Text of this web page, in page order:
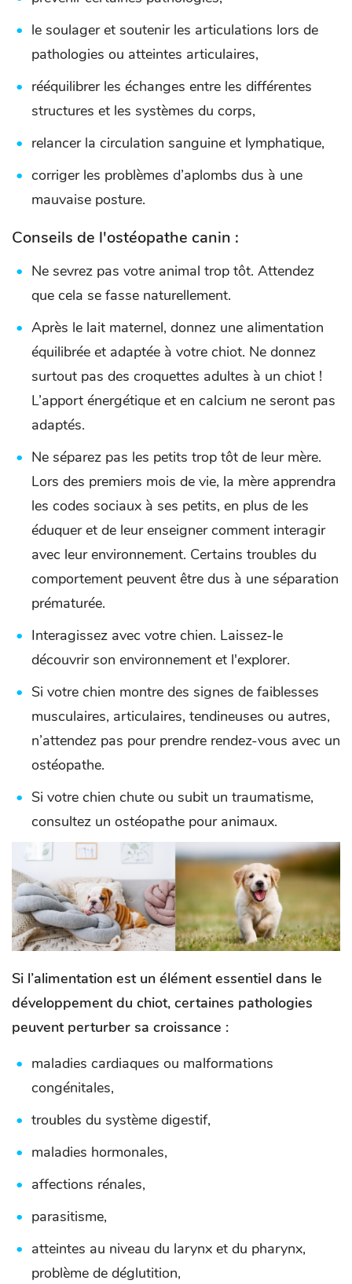
le soulager et soutenir les articulations lors de
pathologies ou atteintes articulaires,
rééquilibrer les échanges entre les différentes
structures et les systèmes du corps,
relancer la circulation sanguine et lymphatique,
corriger les problèmes d’aplombs dus à une
mauvaise posture.
Conseils de l'ostéopathe canin :
Ne sevrez pas votre animal trop tôt. Attendez
que cela se fasse naturellement.
Après le lait maternel, donnez une alimentation
équilibrée et adaptée à votre chiot. Ne donnez
surtout pas des croquettes adultes à un chiot !
L’apport énergétique et en calcium ne seront pas
adaptés.
Ne séparez pas les petits trop tôt de leur mère.
Lors des premiers mois de vie, la mère apprendra
les codes sociaux à ses petits, en plus de les
éduquer et de leur enseigner comment interagir
avec leur environnement. Certains troubles du
comportement peuvent être dus à une séparation
prématurée.
Interagissez avec votre chien. Laissez-le
découvrir son environnement et l'explorer.
Si votre chien montre des signes de faiblesses
musculaires, articulaires, tendineuses ou autres,
n’attendez pas pour prendre rendez-vous avec un
ostéopathe.
Si votre chien chute ou subit un traumatisme,
consultez un ostéopathe pour animaux.
Si l’alimentation est un élément essentiel dans le
développement du chiot, certaines pathologies
peuvent perturber sa croissance :
maladies cardiaques ou malformations
congénitales,
troubles du système digestif,
maladies hormonales,
affections rénales,
parasitisme,
atteintes au niveau du larynx et du pharynx,
problème de déglutition,